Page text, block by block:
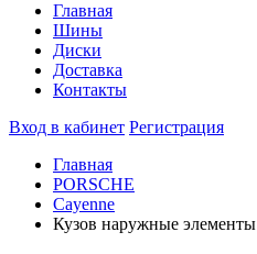
Главная
Шины
Диски
Доставка
Контакты
Вход в кабинет Регистрация
Главная
PORSCHE
Cayenne
Кузов наружные элементы